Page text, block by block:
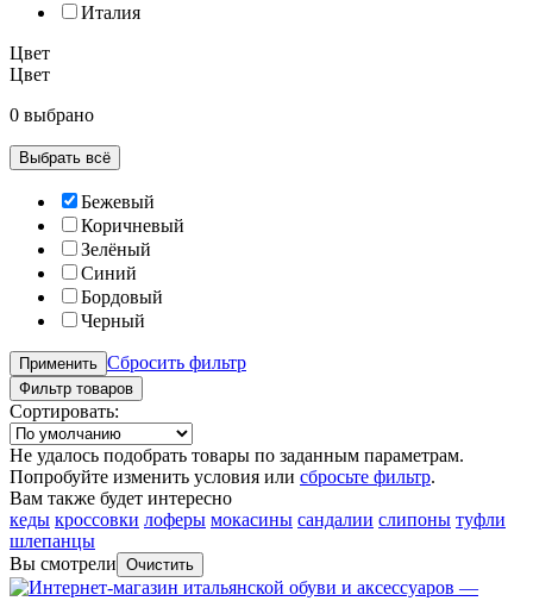
Италия
Цвет
Цвет
0 выбрано
Выбрать всё
Бежевый
Коричневый
Зелёный
Синий
Бордовый
Черный
Применить Сбросить фильтр
Фильтр товаров
Сортировать:
Не удалось подобрать товары по заданным параметрам.
Попробуйте изменить условия или сбросьте фильтр.
Вам также будет интересно
кеды кроссовки лоферы мокасины сандалии слипоны туфли
шлепанцы
Вы смотрели Очистить